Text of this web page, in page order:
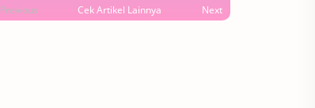
Previous Next
Cek Artikel Lainnya